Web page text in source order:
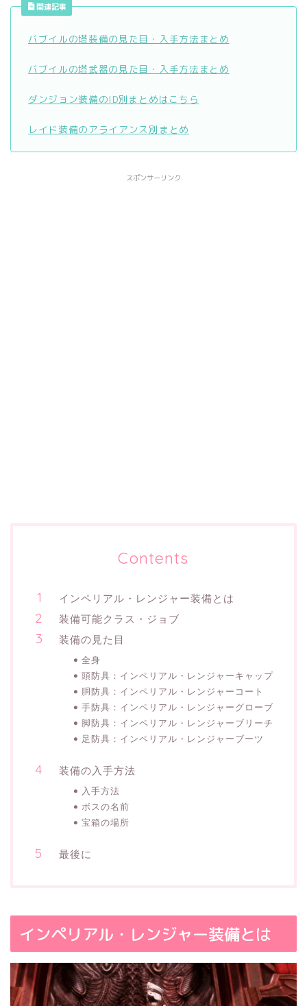
関連記事
バブイルの塔装備の見た目・入手方法まとめ
バブイルの塔武器の見た目・入手方法まとめ
ダンジョン装備のID別まとめはこちら
レイド装備のアライアンス別まとめ
スポンサーリンク
Contents
インペリアル・レンジャー装備とは
装備可能クラス・ジョブ
装備の見た目
全身
頭防具：インペリアル・レンジャーキャップ
胴防具：インペリアル・レンジャーコート
手防具：インペリアル・レンジャーグローブ
脚防具：インペリアル・レンジャーブリーチ
足防具：インペリアル・レンジャーブーツ
装備の入手方法
入手方法
ボスの名前
宝箱の場所
最後に
インペリアル・レンジャー装備とは